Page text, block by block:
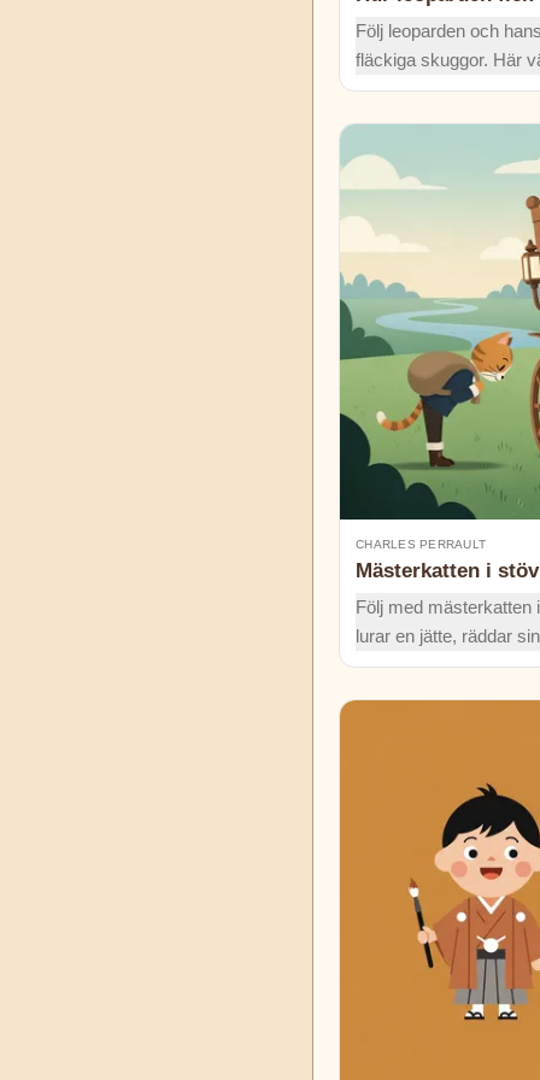
Följ leoparden och
fläckiga skuggor. Här
randiga zebror,
fingertoppar som
leoparden fick sina
CHARLES PERRAULT
Mästerkatten i
Följ med mästerkatten
lurar en jätte, räddar
och gör honom till
Ett klassiskt äventyr